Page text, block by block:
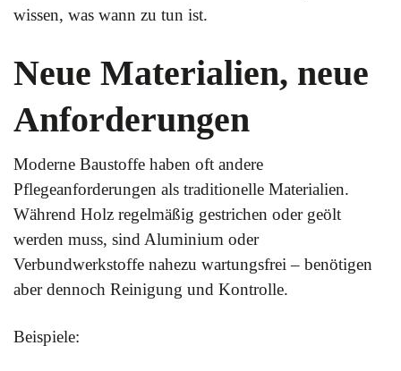
wissen, was wann zu tun ist.
Neue Materialien, neue
Anforderungen
Moderne Baustoffe haben oft andere
Pflegeanforderungen als traditionelle Materialien.
Während Holz regelmäßig gestrichen oder geölt
werden muss, sind Aluminium oder
Verbundwerkstoffe nahezu wartungsfrei – benötigen
aber dennoch Reinigung und Kontrolle.
Beispiele: